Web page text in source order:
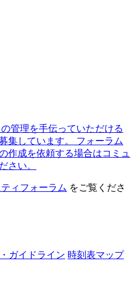
管理を手伝っていただける
集しています。
フォーラム
作成を依頼する場合はコミュ
さい。
ィフォーラム をご覧くださ
ガイドライン 時刻表マップ